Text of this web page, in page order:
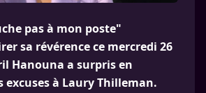
pas à mon poste"
sa révérence ce mercredi 26
Hanouna a surpris en
excuses à Laury Thilleman.